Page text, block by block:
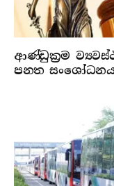
ආණ්ඩුක්‍රම
පනත